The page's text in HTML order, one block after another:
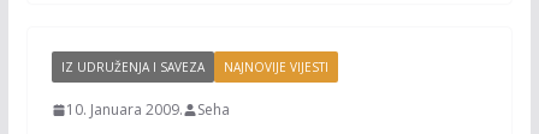
IZ UDRUŽENJA I SAVEZA NAJNOVIJE VIJESTI
10. Januara 2009. Seha